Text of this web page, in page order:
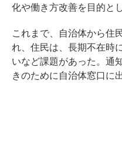
化や働き方改善を目的と
これまで、自治体から住
れ、住民は、長期不在時
いなど課題があった。通
きのために自治体窓口に